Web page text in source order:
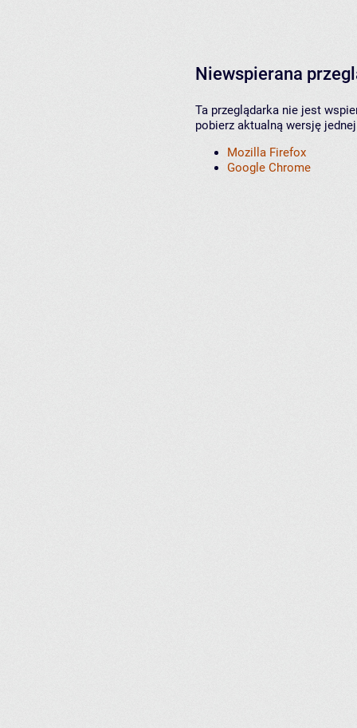
Niewspierana
Ta przeglądarka nie jest
pobierz aktualną wersję
Mozilla Firefox
Google Chrome